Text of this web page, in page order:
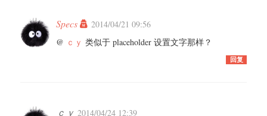
Specs
2014/04/21 09:56
@ ｃｙ 类似于 placeholder 设置文字那样？
回复
ｃｙ 2014/04/24 12:39